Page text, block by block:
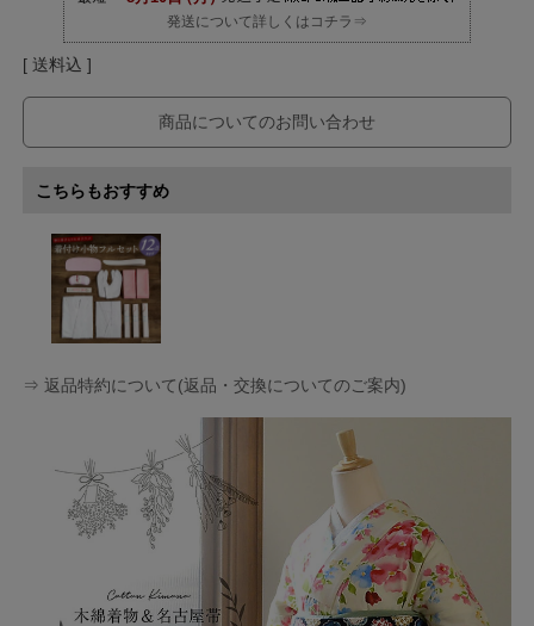
発送について詳しくはコチラ⇒
送料込
商品についてのお問い合わせ
こちらもおすすめ
⇒ 返品特約について(返品・交換についてのご案内)